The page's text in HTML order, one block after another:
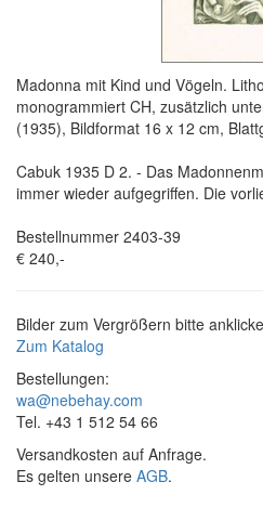
Madonna mit Kind und Vögeln.
monogrammiert CH, zusätzlich
(1935), Bildformat 16 x 12 cm,
Cabuk 1935 D 2. - Das
immer wieder aufgegriffen. Die
Bestellnummer 2403-39
€ 240,-
Bilder zum Vergrößern bitte
Zum Katalog
Bestellungen:
wa@nebehay.com
Tel. +43 1 512 54 66
Versandkosten auf Anfrage.
Es gelten unsere AGB.